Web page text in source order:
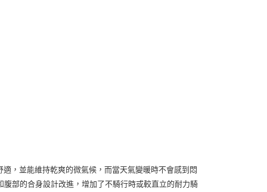
，並能維持乾爽的微氣候，而當天氣變暖時不會感到悶
部的合身設計改進，增加了不騎行時或較直立的耐力騎